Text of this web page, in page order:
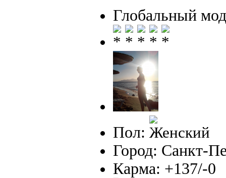
Глобальный
Пол:
Город: Санкт-
Карма: +137/-0